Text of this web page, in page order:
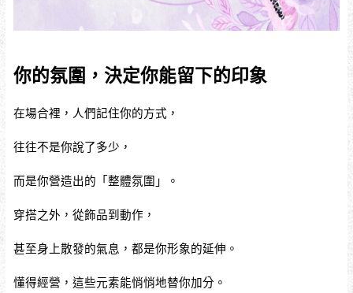
你的氛圍，決定你能留下的印象
在場合裡，人們記住你的方式，
往往不是你說了多少，
而是你營造出的「整體氛圍」。
穿搭之外，從飾品到動作，
甚至身上散發的氣息，都是你形象的延伸。
懂得經營，這些元素能悄悄地替你加分。